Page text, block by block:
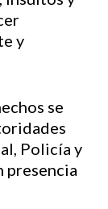
y
se
Policía y
presencia